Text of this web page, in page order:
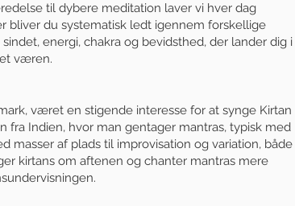
til dybere meditation laver vi hver dag
bliver du systematisk ledt igennem forskellige
energi, chakra og bevidsthed, der lander dig i
væren.
været en stigende interesse for at synge Kirtan
fra Indien, hvor man gentager mantras, typisk med
masser af plads til improvisation og variation, både
kirtans om aftenen og chanter mantras mere